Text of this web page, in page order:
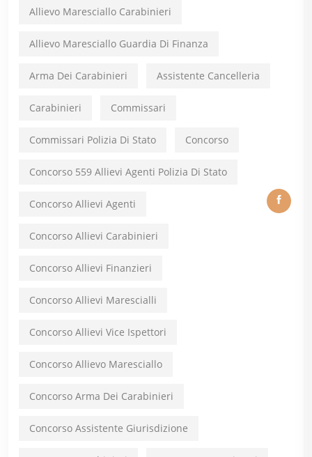
Allievo Maresciallo Carabinieri
Allievo Maresciallo Guardia Di Finanza
Arma Dei Carabinieri Assistente Cancelleria
Carabinieri Commissari
Commissari Polizia Di Stato Concorso
Concorso 559 Allievi Agenti Polizia Di Stato
Concorso Allievi Agenti
Concorso Allievi Carabinieri
Concorso Allievi Finanzieri
Concorso Allievi Marescialli
Concorso Allievi Vice Ispettori
Concorso Allievo Maresciallo
Concorso Arma Dei Carabinieri
Concorso Assistente Giurisdizione